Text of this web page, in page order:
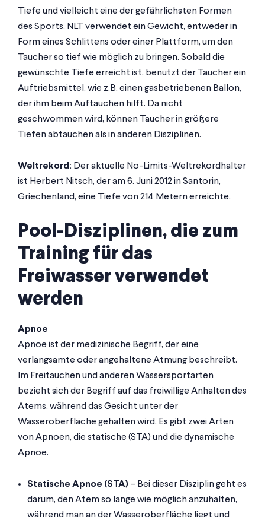
Tiefe und vielleicht eine der gefährlichsten Formen
des Sports, NLT verwendet ein Gewicht, entweder in
Form eines Schlittens oder einer Plattform, um den
Taucher so tief wie möglich zu bringen. Sobald die
gewünschte Tiefe erreicht ist, benutzt der Taucher ein
Auftriebsmittel, wie z.B. einen gasbetriebenen Ballon,
der ihm beim Auftauchen hilft. Da nicht
geschwommen wird, können Taucher in größere
Tiefen abtauchen als in anderen Disziplinen.
Weltrekord: Der aktuelle No-Limits-Weltrekordhalter
ist Herbert Nitsch, der am 6. Juni 2012 in Santorin,
Griechenland, eine Tiefe von 214 Metern erreichte.
Pool-Disziplinen, die zum
Training für das
Freiwasser verwendet
werden
Apnoe
Apnoe ist der medizinische Begriff, der eine
verlangsamte oder angehaltene Atmung beschreibt.
Im Freitauchen und anderen Wassersportarten
bezieht sich der Begriff auf das freiwillige Anhalten des
Atems, während das Gesicht unter der
Wasseroberfläche gehalten wird. Es gibt zwei Arten
von Apnoen, die statische (STA) und die dynamische
Apnoe.
Statische Apnoe (STA) – Bei dieser Disziplin geht es
darum, den Atem so lange wie möglich anzuhalten,